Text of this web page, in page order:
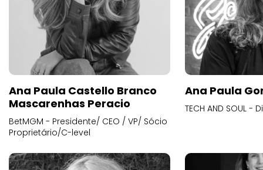
Ana Paula Castello Branco
Mascarenhas Peracio
BetMGM - Presidente/ CEO / VP/ Sócio
Proprietário/C-level
Ana Paula
TECH AND SOUL